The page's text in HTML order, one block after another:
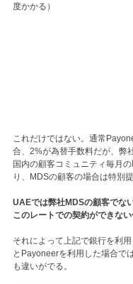
度かかる）
これだけではない。通常
合、2%が為替手数料だが、弊
国内の顧客コミュニティ毎月
り、MDSの顧客の場合は特別
UAEでは弊社MDSの顧客でな
このレートでの契約ができない
それによって上記で銀行を利
とPayoneerを利用した場合で
も違いがでる。